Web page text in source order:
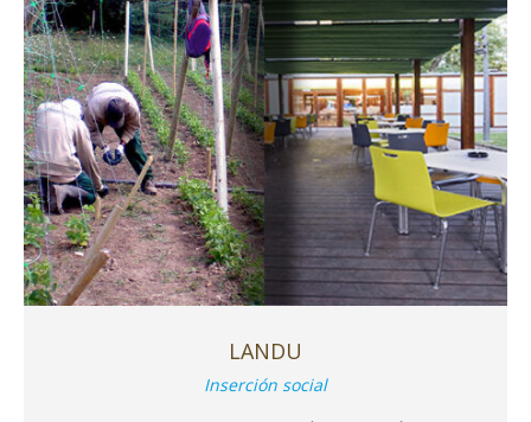
LANDU
Inserción social